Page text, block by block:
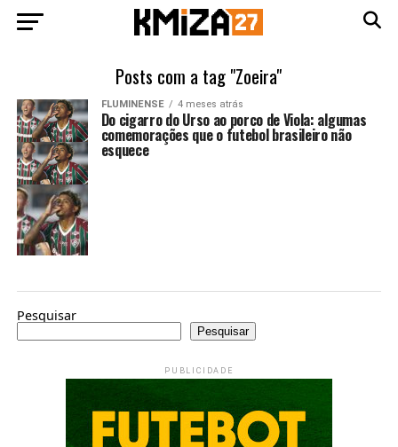
Posts com a tag "Zoeira"
FLUMINENSE 4 meses atrás
Do cigarro do Urso ao porco de Viola: algumas
comemorações que o futebol brasileiro não
esquece
Pesquisar
Pesquisar
PUBLICIDADE